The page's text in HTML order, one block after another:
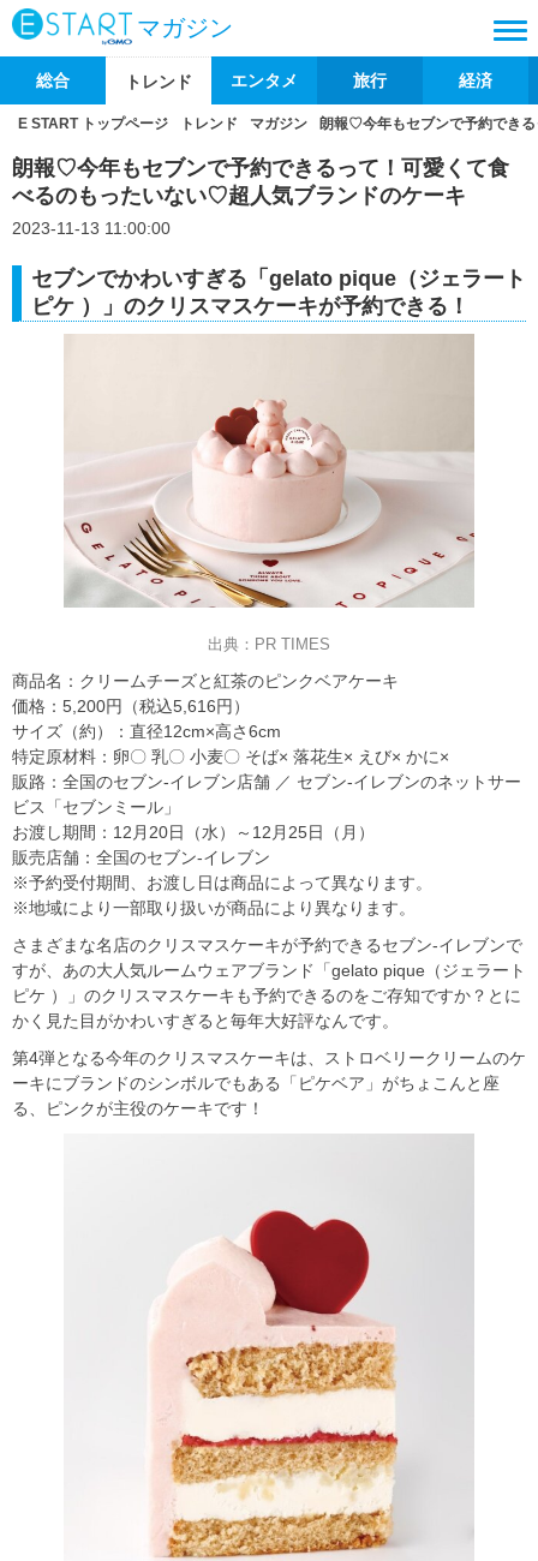
マガジン
総合 トレンド エンタメ 旅行 経済
E START トップページ トレンド マガジン 朗報♡今年もセブンで予約でき
朗報♡今年もセブンで予約できるって！可愛くて食
べるのもったいない♡超人気ブランドのケーキ
2023-11-13 11:00:00
セブンでかわいすぎる「gelato pique（ジェラート
ピケ ）」のクリスマスケーキが予約できる！
出典：PR TIMES
商品名：クリームチーズと紅茶のピンクベアケーキ
価格：5,200円（税込5,616円）
サイズ（約）：直径12cm×高さ6cm
特定原材料：卵〇 乳〇 小麦〇 そば× 落花生× えび× かに×
販路：全国のセブン‐イレブン店舗 ／ セブン‐イレブンのネットサー
ビス「セブンミール」
お渡し期間：12月20日（水）～12月25日（月）
販売店舗：全国のセブン‐イレブン
※予約受付期間、お渡し日は商品によって異なります。
※地域により一部取り扱いが商品により異なります。
さまざまな名店のクリスマスケーキが予約できるセブン‐イレブンで
すが、あの大人気ルームウェアブランド「gelato pique（ジェラート
ピケ ）」のクリスマスケーキも予約できるのをご存知ですか？とに
かく見た目がかわいすぎると毎年大好評なんです。
第4弾となる今年のクリスマスケーキは、ストロベリークリームのケ
ーキにブランドのシンボルでもある「ピケベア」がちょこんと座
る、ピンクが主役のケーキです！